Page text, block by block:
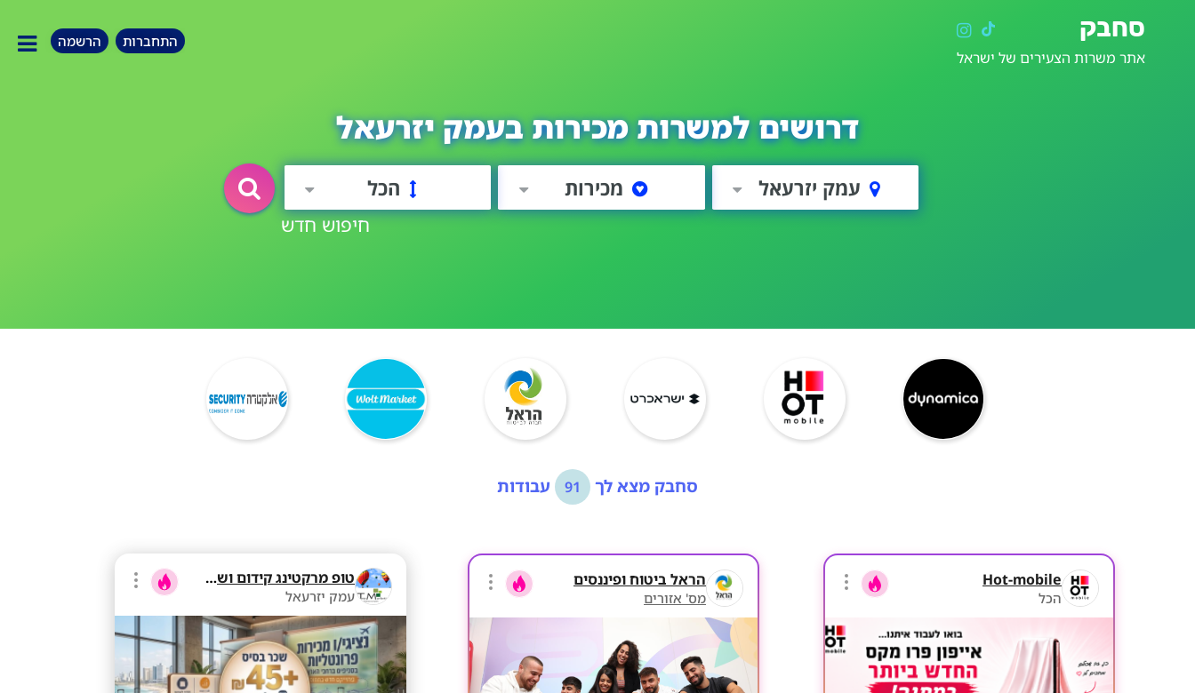
סחבק
אתר משרות הצעירים של ישראל
התחברות הרשמה
דרושים למשרות מכירות בעמק יזרעאל
עמק יזרעאל מכירות הכל
חיפוש חדש
סחבק מצא לך 91 עבודות
Hot-mobile
הכל
הראל ביטוח ופיננסים
מס' אזורים
טופ מרקטינג קידום ושיווק בע"מ
עמק יזרעאל